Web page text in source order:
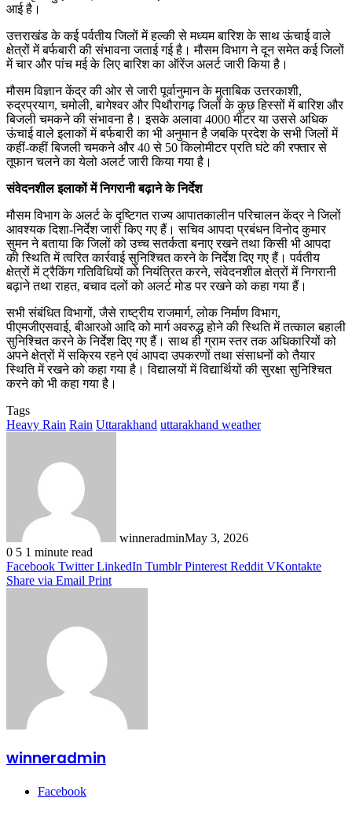
आई है।
उत्तराखंड के कई पर्वतीय जिलों में हल्की से मध्यम बारिश के साथ ऊंचाई वाले
क्षेत्रों में बर्फबारी की संभावना जताई गई है। मौसम विभाग ने दून समेत कई जिलों
में चार और पांच मई के लिए बारिश का ऑरेंज अलर्ट जारी किया है।
मौसम विज्ञान केंद्र की ओर से जारी पूर्वानुमान के मुताबिक उत्तरकाशी,
रुद्रप्रयाग, चमोली, बागेश्वर और पिथौरागढ़ जिलों के कुछ हिस्सों में बारिश और
बिजली चमकने की संभावना है। इसके अलावा 4000 मीटर या उससे अधिक
ऊंचाई वाले इलाकों में बर्फबारी का भी अनुमान है जबकि प्रदेश के सभी जिलों में
कहीं-कहीं बिजली चमकने और 40 से 50 किलोमीटर प्रति घंटे की रफ्तार से
तूफान चलने का येलो अलर्ट जारी किया गया है।
संवेदनशील इलाकों में निगरानी बढ़ाने के निर्देश
मौसम विभाग के अलर्ट के दृष्टिगत राज्य आपातकालीन परिचालन केंद्र ने जिलों
आवश्यक दिशा-निर्देश जारी किए गए हैं। सचिव आपदा प्रबंधन विनोद कुमार
सुमन ने बताया कि जिलों को उच्च सतर्कता बनाए रखने तथा किसी भी आपदा
की स्थिति में त्वरित कार्रवाई सुनिश्चित करने के निर्देश दिए गए हैं। पर्वतीय
क्षेत्रों में ट्रैकिंग गतिविधियों को नियंत्रित करने, संवेदनशील क्षेत्रों में निगरानी
बढ़ाने तथा राहत, बचाव दलों को अलर्ट मोड पर रखने को कहा गया हैं।
सभी संबंधित विभागों, जैसे राष्ट्रीय राजमार्ग, लोक निर्माण विभाग,
पीएमजीएसवाई, बीआरओ आदि को मार्ग अवरुद्ध होने की स्थिति में तत्काल बहाली
सुनिश्चित करने के निर्देश दिए गए हैं। साथ ही ग्राम स्तर तक अधिकारियों को
अपने क्षेत्रों में सक्रिय रहने एवं आपदा उपकरणों तथा संसाधनों को तैयार
स्थिति में रखने को कहा गया है। विद्यालयों में विद्यार्थियों की सुरक्षा सुनिश्चित
करने को भी कहा गया है।
Tags
Heavy Rain Rain Uttarakhand uttarakhand weather
winneradminMay 3, 2026
0 5 1 minute read
Facebook Twitter LinkedIn Tumblr Pinterest Reddit VKontakte
Share via Email Print
winneradmin
Facebook